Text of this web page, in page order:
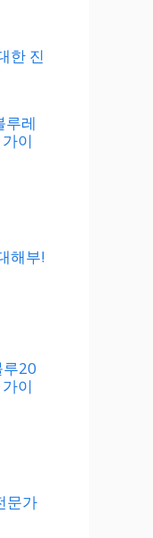
한 진
루레
이
해부!
20
이
문가